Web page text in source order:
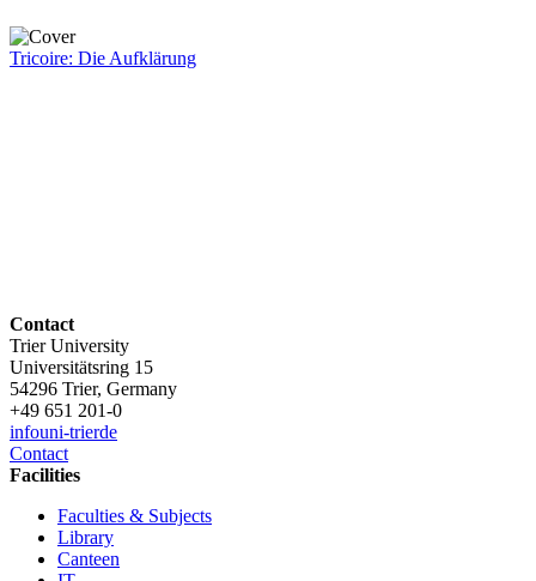
Tricoire: Die Aufklärung
Contact
Trier University
Universitätsring 15
54296 Trier, Germany
+49 651 201-0
infouni-trierde
Contact
Facilities
Faculties & Subjects
Library
Canteen